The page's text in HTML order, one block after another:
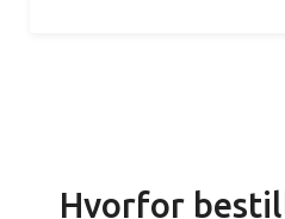
Hvorfor